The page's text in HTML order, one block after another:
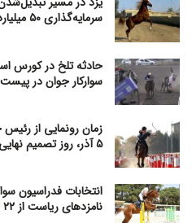
سرمایه‌گذاری ۵۰ میلیارد ریالی در اشکذر
حادثه تلخ در کورس
سوارکار جوان در
زمان رونمایی از
۵ آذر، روز تصمیم نهایی
انتخابات فدراسیون
نامزدهای ریاست از ۲۲ شهریور